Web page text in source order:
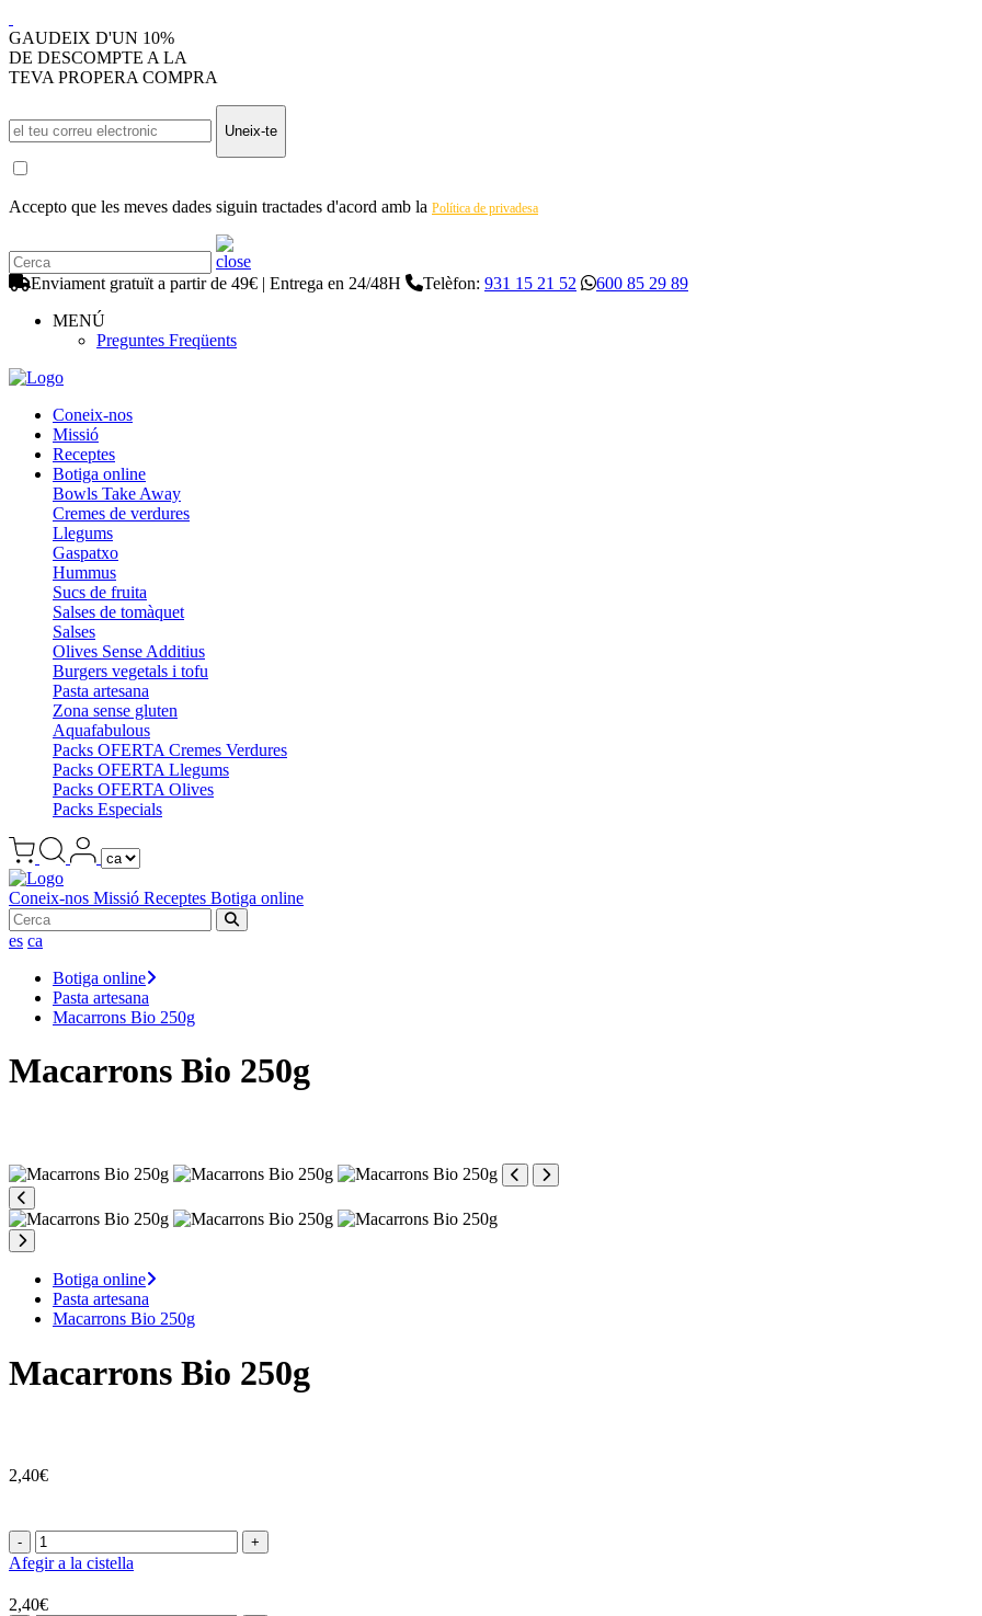
GAUDEIX D'UN 10%
DE DESCOMPTE A LA
TEVA PROPERA COMPRA
Uneix-te
Accepto que les meves dades siguin tractades d'acord amb la Política de privadesa
Enviament gratuït a partir de 49€ | Entrega en 24/48H Telèfon: 931 15 21 52
600 85 29 89
MENÚ
Preguntes Freqüents
Coneix-nos
Missió
Receptes
Botiga online
Bowls Take Away
Cremes de verdures
Llegums
Gaspatxo
Hummus
Sucs de fruita
Salses de tomàquet
Salses
Olives Sense Additius
Burgers vegetals i tofu
Pasta artesana
Zona sense gluten
Aquafabulous
Packs OFERTA Cremes Verdures
Packs OFERTA Llegums
Packs OFERTA Olives
Packs Especials
Coneix-nos Missió Receptes Botiga online
es ca
Botiga online
Pasta artesana
Macarrons Bio 250g
Macarrons Bio 250g
Botiga online
Pasta artesana
Macarrons Bio 250g
Macarrons Bio 250g
2,40€
- +
Afegir a la cistella
2,40€